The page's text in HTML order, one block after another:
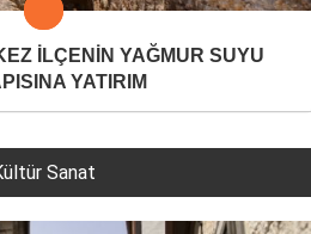
İLÇENİN YAĞMUR SUYU
YATIRIM
Sanat